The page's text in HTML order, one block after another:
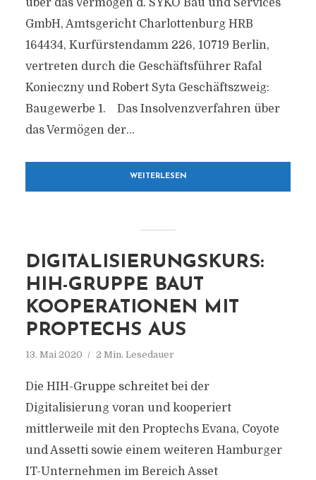
über das Vermögen d. SYKO Bau und Services
GmbH, Amtsgericht Charlottenburg HRB
164434, Kurfürstendamm 226, 10719 Berlin,
vertreten durch die Geschäftsführer Rafal
Konieczny und Robert Syta Geschäftszweig:
Baugewerbe 1. Das Insolvenzverfahren über
das Vermögen der...
WEITERLESEN
DIGITALISIERUNGSKURS:
HIH-GRUPPE BAUT
KOOPERATIONEN MIT
PROPTECHS AUS
13. Mai 2020 2 Min. Lesedauer
Die HIH-Gruppe schreitet bei der
Digitalisierung voran und kooperiert
mittlerweile mit den Proptechs Evana, Coyote
und Assetti sowie einem weiteren Hamburger
IT-Unternehmen im Bereich Asset